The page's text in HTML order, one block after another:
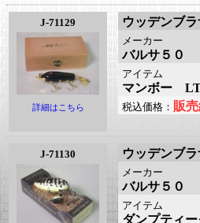
J-71129
詳細はこちら
ウッデンブ
メーカー
バルサ５０
アイテム
マンボー
税込価格： 販
J-71130 ウッデンブ
メーカー
バルサ５０
アイテム
ダンプティ